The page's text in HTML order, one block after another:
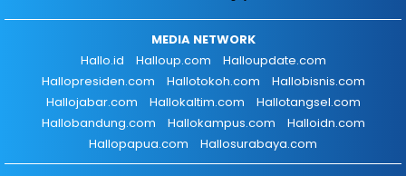
MEDIA NETWORK
Hallo.id
Halloup.com
Halloupdate.com
Hallopresiden.com
Hallotokoh.com
Hallobisnis.com
Hallojabar.com
Hallokaltim.com
Hallotangsel.com
Hallobandung.com
Hallokampus.com
Halloidn.com
Hallopapua.com
Hallosurabaya.com